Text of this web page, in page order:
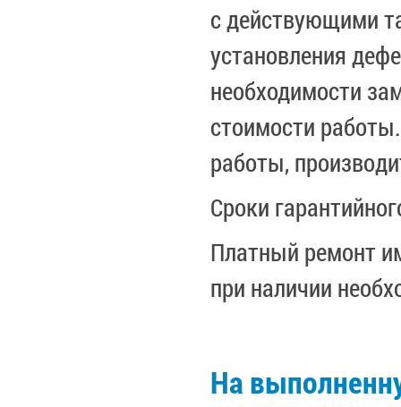
с действующими
установления
необходимости
стоимости
работы,
Сроки
Платный ремонт
при наличии
На